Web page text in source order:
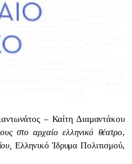
– Καίτη Διαμαντάκου
στο αρχαίο ελληνικό θέατρο,
Ελληνικό Ίδρυμα Πολιτισμού,